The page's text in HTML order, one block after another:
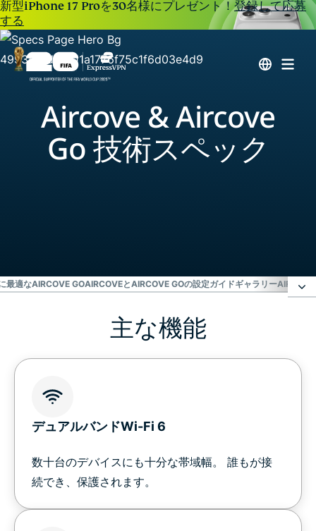
新型iPhone 17 Proを30名様にプレゼント！登録して応募
する
Aircove & Aircove
Go 技術スペック
最適なAIRCOVE GOAIRCOVEとAIRCOVE GOの設定ガイドギャラリー
断然速い
持ち運びに最適なAircove Go
主な機能
デュアルバンドWi-Fi 6
数十台のデバイスにも十分な帯域幅。 誰もが接
続でき、保護されます。